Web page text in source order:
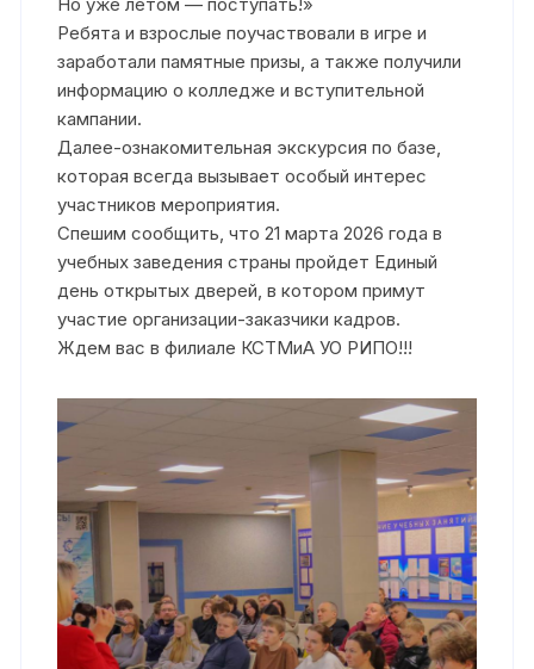
Ребята и взрослые поучаствовали в игре и
заработали памятные призы, а также получили
информацию о колледже и вступительной
кампании.
Далее-ознакомительная экскурсия по базе,
которая всегда вызывает особый интерес
участников мероприятия.
Спешим сообщить, что 21 марта 2026 года в
учебных заведения страны пройдет Единый
день открытых дверей, в котором примут
участие организации-заказчики кадров.
Ждем вас в филиале КСТМиА УО РИПО!!!